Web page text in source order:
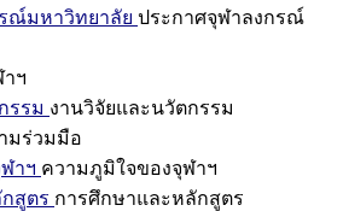
ณ์มหาวิทยาลัย ประกาศจุฬาลงกรณ์
ฯ
รรม งานวิจัยและนวัตกรรม
มร่วมมือ
าฯ ความภูมิใจของจุฬาฯ
สูตร การศึกษาและหลักสูตร